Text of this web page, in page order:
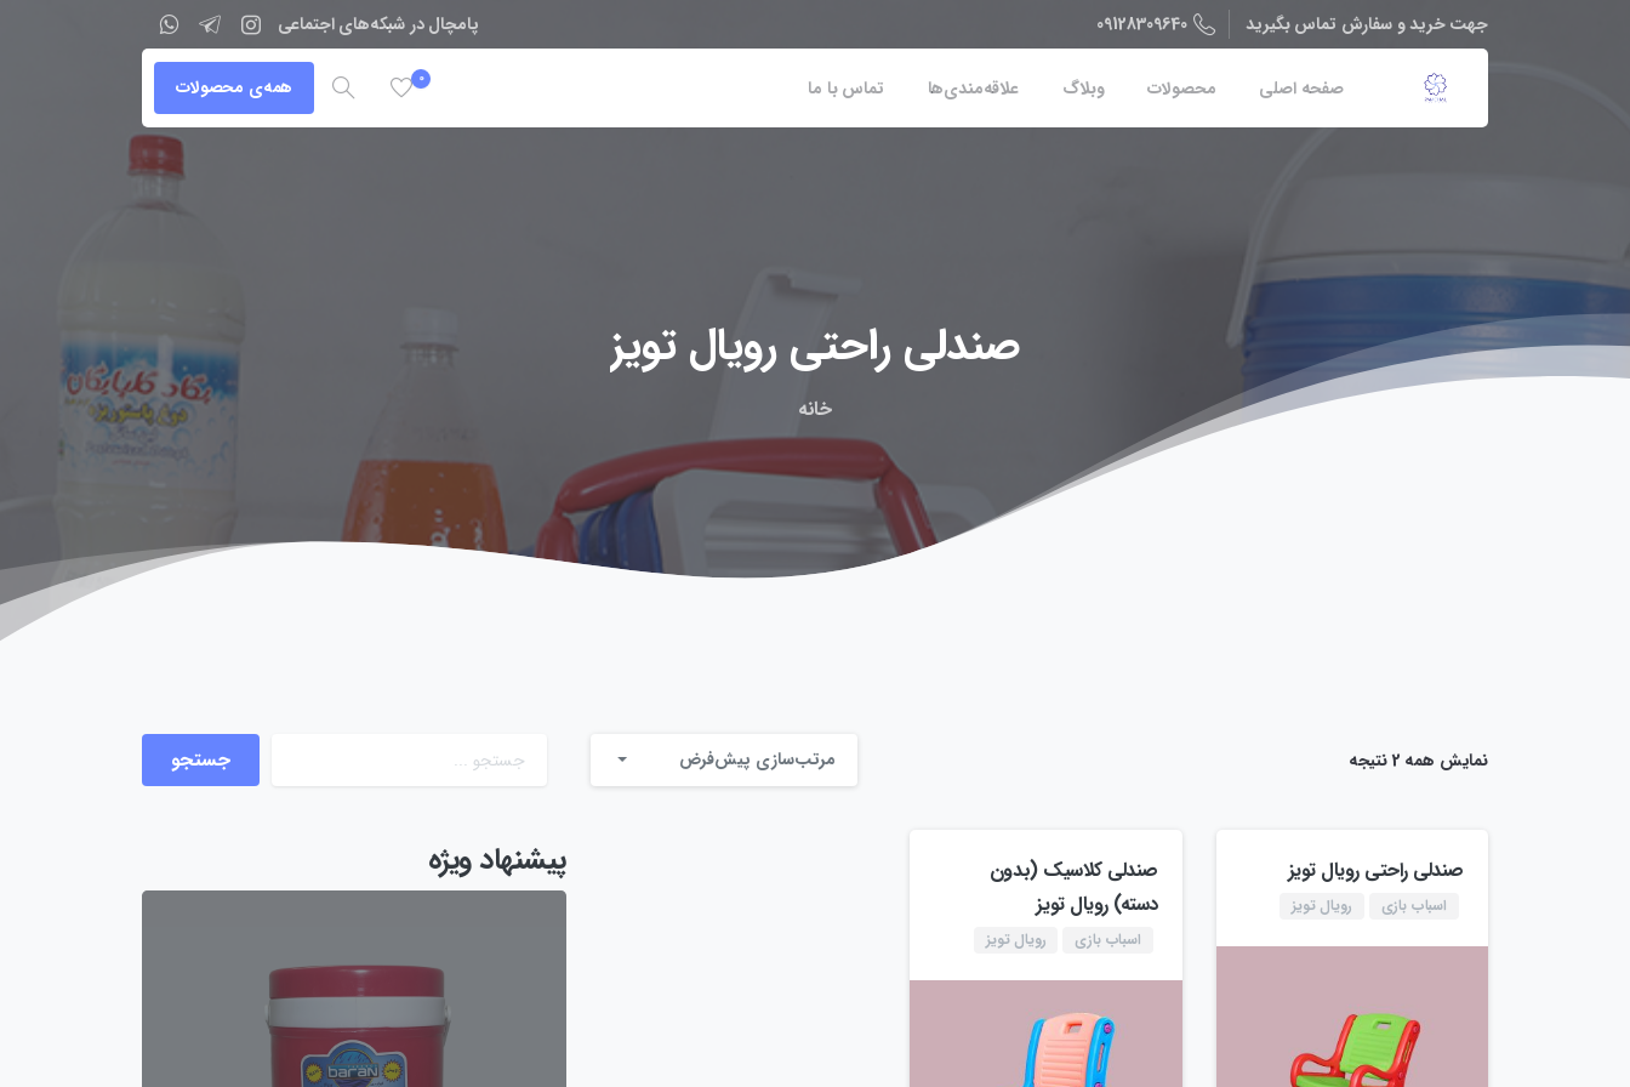
جهت خرید و سفارش تماس بگیرید 09128309640 پامچال در شبکه‌های اجتماعی
صفحه اصلی محصولات وبلاگ علاقه‌مندی‌ها تماس با ما 0 همه‌ی محصولات
صندلیراحتی رویال تویز
خانه
نمایش همه 2 نتیجه مرتب‌سازی پیش‌فرض
صندلی راحتی رویال تویز
اسباب بازی رویال تویز
صندلی کلاسیک (بدون
دسته) رویال تویز
اسباب بازی رویال تویز
پیشنهاد ویژه